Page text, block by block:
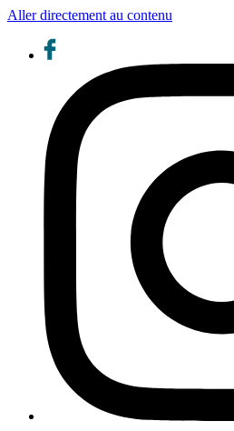
Aller directement au contenu